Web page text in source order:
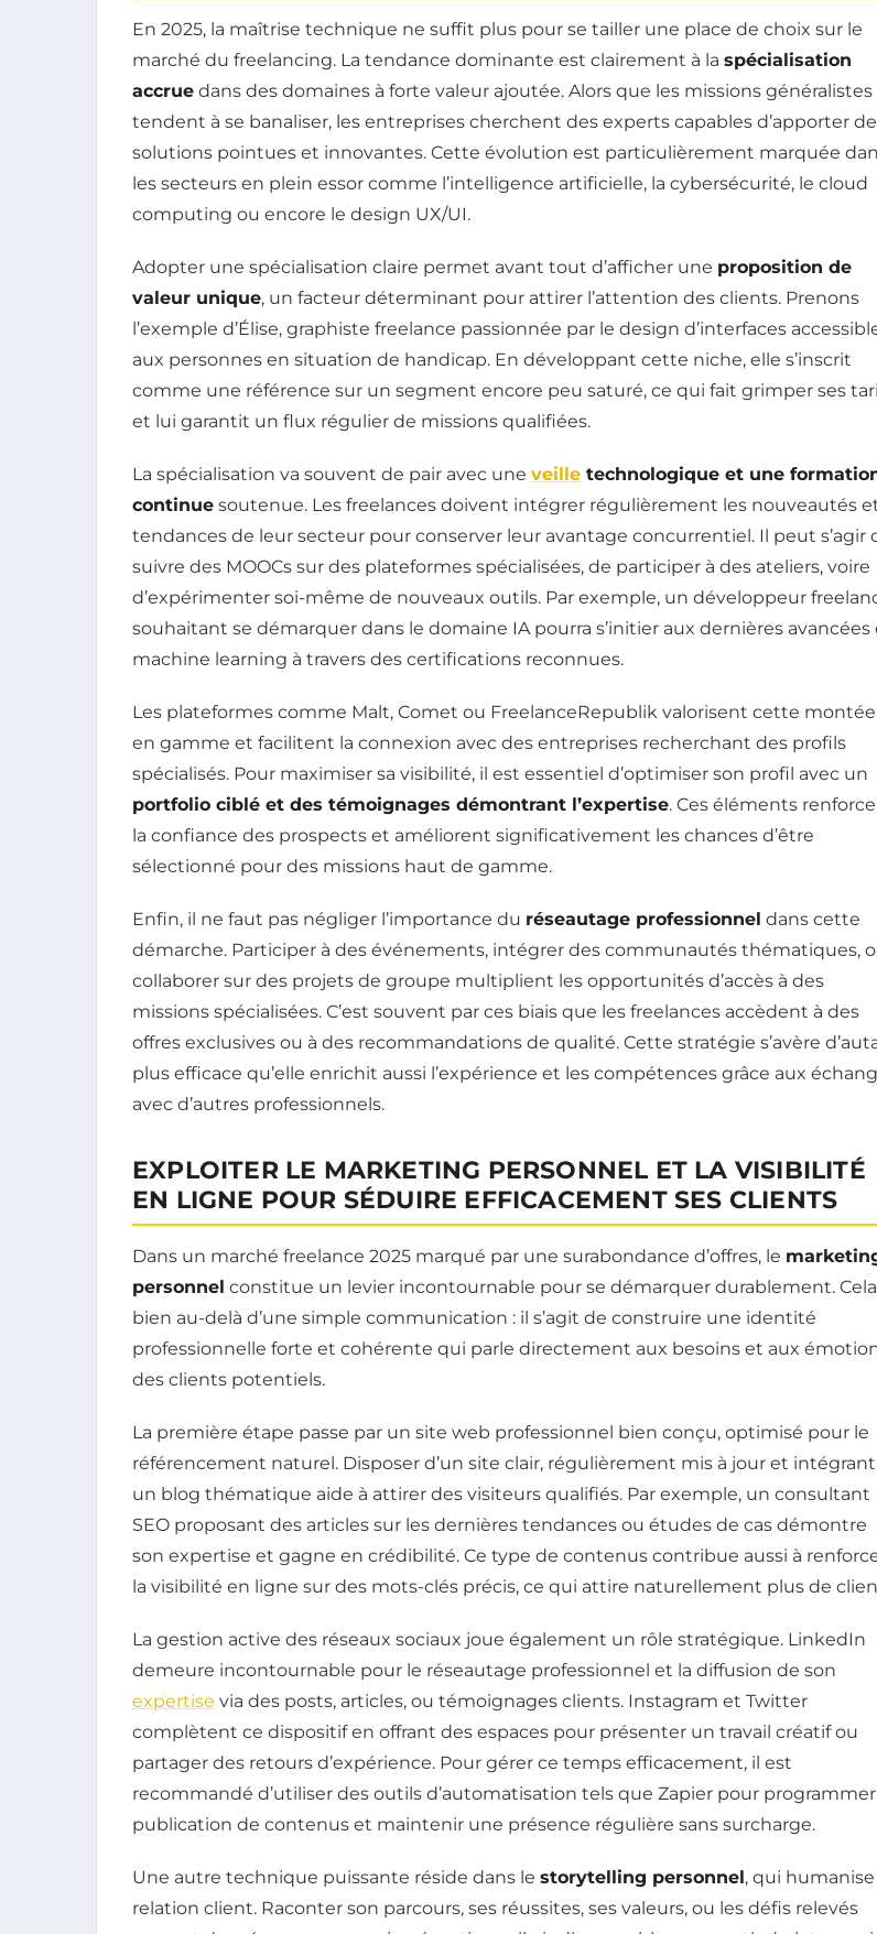
En 2025, la maîtrise technique ne suffit plus pour se tailler une place de choix sur le
marché du freelancing. La tendance dominante est clairement à la spécialisation
accrue dans des domaines à forte valeur ajoutée. Alors que les missions généralistes
tendent à se banaliser, les entreprises cherchent des experts capables d’apporter
solutions pointues et innovantes. Cette évolution est particulièrement marquée
les secteurs en plein essor comme l’intelligence artificielle, la cybersécurité, le cloud
computing ou encore le design UX/UI.
Adopter une spécialisation claire permet avant tout d’afficher une proposition de
valeur unique, un facteur déterminant pour attirer l’attention des clients. Prenons
l’exemple d’Élise, graphiste freelance passionnée par le design d’interfaces
aux personnes en situation de handicap. En développant cette niche, elle s’inscrit
comme une référence sur un segment encore peu saturé, ce qui fait grimper ses
et lui garantit un flux régulier de missions qualifiées.
La spécialisation va souvent de pair avec une veille technologique et une
continue soutenue. Les freelances doivent intégrer régulièrement les nouveautés
tendances de leur secteur pour conserver leur avantage concurrentiel. Il peut s’agir
suivre des MOOCs sur des plateformes spécialisées, de participer à des ateliers, voire
d’expérimenter soi-même de nouveaux outils. Par exemple, un développeur
souhaitant se démarquer dans le domaine IA pourra s’initier aux dernières avancées
machine learning à travers des certifications reconnues.
Les plateformes comme Malt, Comet ou FreelanceRepublik valorisent cette montée
en gamme et facilitent la connexion avec des entreprises recherchant des profils
spécialisés. Pour maximiser sa visibilité, il est essentiel d’optimiser son profil avec un
portfolio ciblé et des témoignages démontrant l’expertise. Ces éléments
la confiance des prospects et améliorent significativement les chances d’être
sélectionné pour des missions haut de gamme.
Enfin, il ne faut pas négliger l’importance du réseautage professionnel dans cette
démarche. Participer à des événements, intégrer des communautés thématiques,
collaborer sur des projets de groupe multiplient les opportunités d’accès à des
missions spécialisées. C’est souvent par ces biais que les freelances accèdent à des
offres exclusives ou à des recommandations de qualité. Cette stratégie s’avère
plus efficace qu’elle enrichit aussi l’expérience et les compétences grâce aux
avec d’autres professionnels.
EXPLOITER LE MARKETING PERSONNEL ET LA VISIBILITÉ
EN LIGNE POUR SÉDUIRE EFFICACEMENT SES CLIENTS
Dans un marché freelance 2025 marqué par une surabondance d’offres, le
personnel constitue un levier incontournable pour se démarquer durablement.
bien au-delà d’une simple communication : il s’agit de construire une identité
professionnelle forte et cohérente qui parle directement aux besoins et aux
des clients potentiels.
La première étape passe par un site web professionnel bien conçu, optimisé pour le
référencement naturel. Disposer d’un site clair, régulièrement mis à jour et intégrant
un blog thématique aide à attirer des visiteurs qualifiés. Par exemple, un consultant
SEO proposant des articles sur les dernières tendances ou études de cas démontre
son expertise et gagne en crédibilité. Ce type de contenus contribue aussi à
la visibilité en ligne sur des mots-clés précis, ce qui attire naturellement plus de
La gestion active des réseaux sociaux joue également un rôle stratégique. LinkedIn
demeure incontournable pour le réseautage professionnel et la diffusion de son
expertise via des posts, articles, ou témoignages clients. Instagram et Twitter
complètent ce dispositif en offrant des espaces pour présenter un travail créatif ou
partager des retours d’expérience. Pour gérer ce temps efficacement, il est
recommandé d’utiliser des outils d’automatisation tels que Zapier pour programmer
publication de contenus et maintenir une présence régulière sans surcharge.
Une autre technique puissante réside dans le storytelling personnel, qui humanise
relation client. Raconter son parcours, ses réussites, ses valeurs, ou les défis relevés